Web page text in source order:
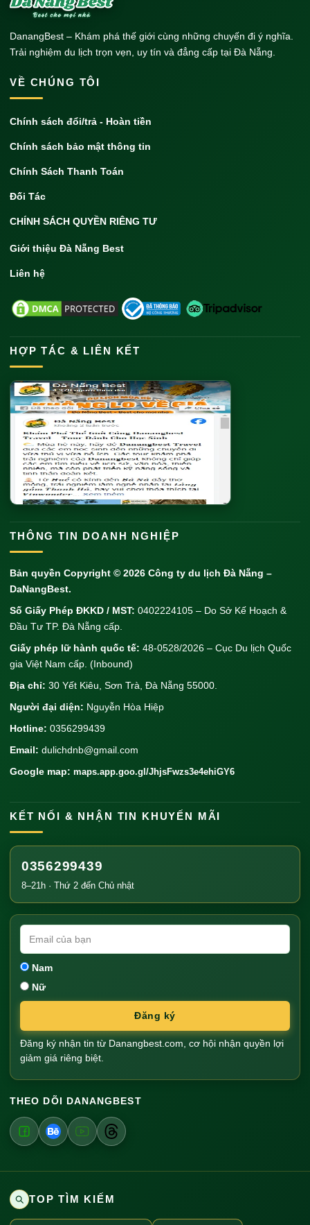
DanangBest – Khám phá thế giới cùng những chuyến đi ý nghĩa.
Trải nghiệm du lịch trọn vẹn, uy tín và đẳng cấp tại Đà Nẵng.
VỀ CHÚNG TÔI
Chính sách đổi/trả - Hoàn tiền
Chính sách bảo mật thông tin
Chính Sách Thanh Toán
Đối Tác
CHÍNH SÁCH QUYỀN RIÊNG TƯ
Giới thiệu Đà Nẵng Best
Liên hệ
HỢP TÁC & LIÊN KẾT
THÔNG TIN DOANH NGHIỆP
Bản quyền Copyright © 2026 Công ty du lịch Đà Nẵng –
DaNangBest.
Số Giấy Phép ĐKKD / MST: 0402224105 – Do Sở Kế Hoạch &
Đầu Tư TP. Đà Nẵng cấp.
Giấy phép lữ hành quốc tế: 48-0528/2026 – Cục Du lịch Quốc
gia Việt Nam cấp. (Inbound)
Địa chỉ: 30 Yết Kiêu, Sơn Trà, Đà Nẵng 55000.
Người đại diện: Nguyễn Hòa Hiệp
Hotline: 0356299439
Email: dulichdnb@gmail.com
Google map: maps.app.goo.gl/JhjsFwzs3e4ehiGY6
KẾT NỐI & NHẬN TIN KHUYẾN MÃI
0356299439
8–21h · Thứ 2 đến Chủ nhật
Nam
Nữ
Đăng ký
Đăng ký nhận tin từ Danangbest.com, cơ hội nhận quyền lợi
giảm giá riêng biệt.
THEO DÕI DANANGBEST
TOP TÌM KIẾM